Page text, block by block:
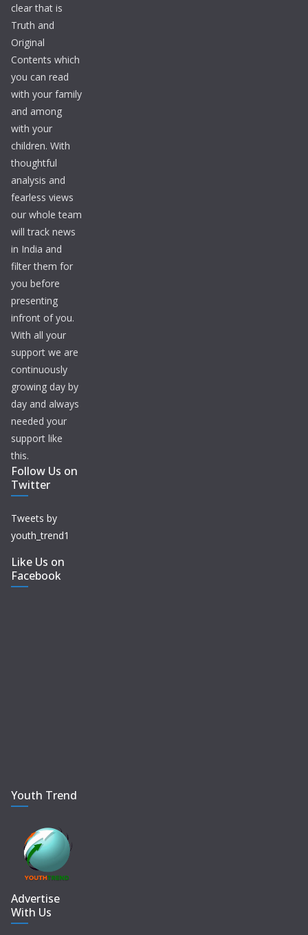
clear that is
Truth and
Original
Contents which
you can read
with your family
and among
with your
children. With
thoughtful
analysis and
fearless views
our whole team
will track news
in India and
filter them for
you before
presenting
infront of you.
With all your
support we are
continuously
growing day by
day and always
needed your
support like
this.
Follow Us on
Twitter
Tweets by
youth_trend1
Like Us on
Facebook
Youth Trend
Advertise
With Us